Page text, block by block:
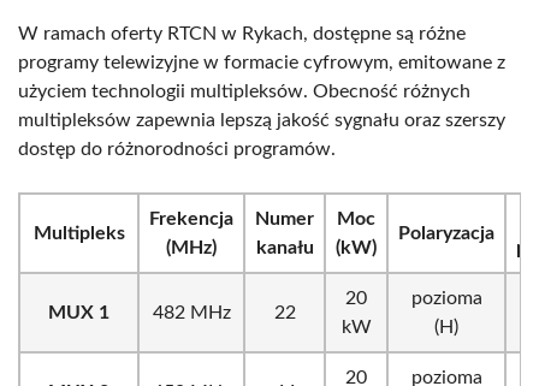
W ramach oferty RTCN w Rykach, dostępne są różne
programy telewizyjne w formacie cyfrowym, emitowane z
użyciem technologii multipleksów. Obecność różnych
multipleksów zapewnia lepszą jakość sygnału oraz szerszy
dostęp do różnorodności programów.
Multipleks
Frekencja
(MHz)
Numer
kanału
Moc
(kW)
Polaryzacja
MUX 1 482 MHz 22
20
kW
pozioma
(H)
20 pozioma